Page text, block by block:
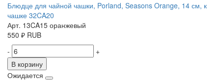
Блюдце для чайной чашки, Porland, Seasons Orange, 14 см, к
чашке 32CA20
Арт. 13CA15 оранжевый
550 ₽ RUB
-
+
В корзину
Ожидается